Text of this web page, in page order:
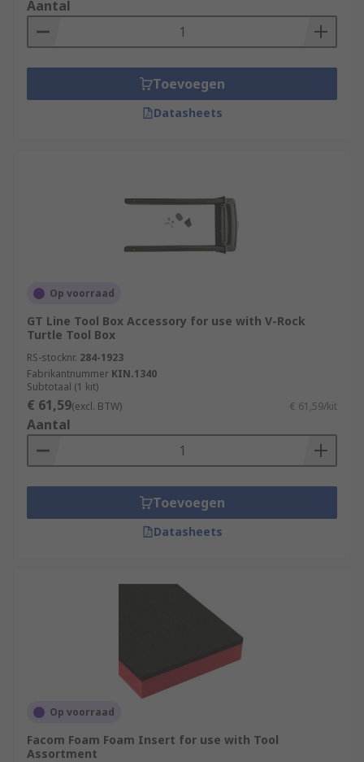
Aantal
Toevoegen
Datasheets
Op voorraad
GT Line Tool Box Accessory for use with V-Rock
Turtle Tool Box
RS-stocknr. 284-1923
Fabrikantnummer KIN.1340
Subtotaal (1 kit)
€ 61,59(excl. BTW) € 61,59/kit
Aantal
Toevoegen
Datasheets
Op voorraad
Facom Foam Foam Insert for use with Tool
Assortment